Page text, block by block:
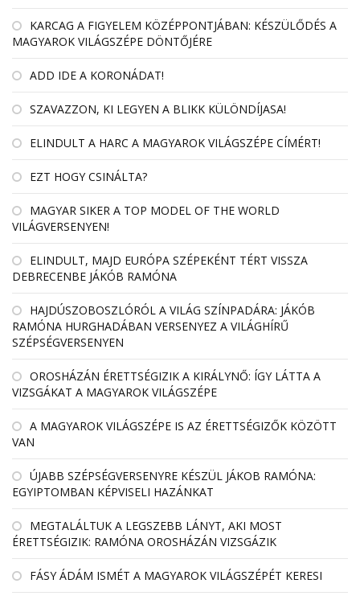
KARCAG A FIGYELEM KÖZÉPPONTJÁBAN: KÉSZÜLŐDÉS A
MAGYAROK VILÁGSZÉPE DÖNTŐJÉRE
ADD IDE A KORONÁDAT!
SZAVAZZON, KI LEGYEN A BLIKK KÜLÖNDÍJASA!
ELINDULT A HARC A MAGYAROK VILÁGSZÉPE CÍMÉRT!
EZT HOGY CSINÁLTA?
MAGYAR SIKER A TOP MODEL OF THE WORLD
VILÁGVERSENYEN!
ELINDULT, MAJD EURÓPA SZÉPEKÉNT TÉRT VISSZA
DEBRECENBE JÁKÓB RAMÓNA
HAJDÚSZOBOSZLÓRÓL A VILÁG SZÍNPADÁRA: JÁKÓB
RAMÓNA HURGHADÁBAN VERSENYEZ A VILÁGHÍRŰ
SZÉPSÉGVERSENYEN
OROSHÁZÁN ÉRETTSÉGIZIK A KIRÁLYNŐ: ÍGY LÁTTA A
VIZSGÁKAT A MAGYAROK VILÁGSZÉPE
A MAGYAROK VILÁGSZÉPE IS AZ ÉRETTSÉGIZŐK KÖZÖTT
VAN
ÚJABB SZÉPSÉGVERSENYRE KÉSZÜL JÁKOB RAMÓNA:
EGYIPTOMBAN KÉPVISELI HAZÁNKAT
MEGTALÁLTUK A LEGSZEBB LÁNYT, AKI MOST
ÉRETTSÉGIZIK: RAMÓNA OROSHÁZÁN VIZSGÁZIK
FÁSY ÁDÁM ISMÉT A MAGYAROK VILÁGSZÉPÉT KERESI